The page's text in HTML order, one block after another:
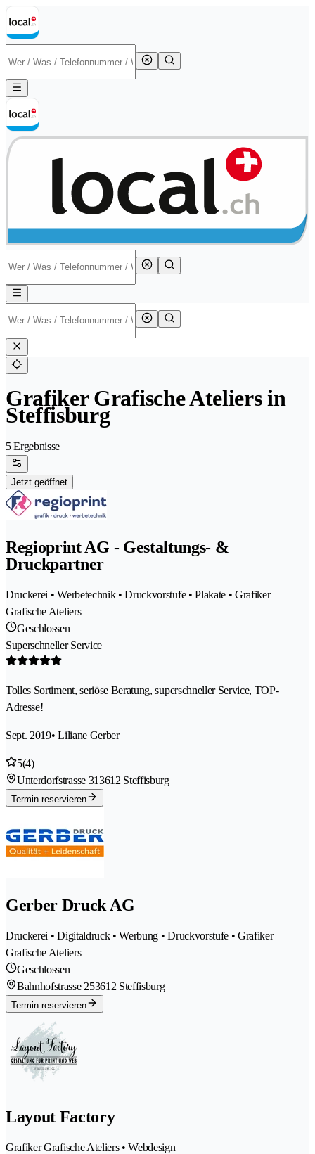
Grafiker Grafische Ateliers in
Steffisburg
5 Ergebnisse
Jetzt geöffnet
Regioprint AG - Gestaltungs- &
Druckpartner
Druckerei • Werbetechnik • Druckvorstufe • Plakate • Grafiker
Grafische Ateliers
Geschlossen
Superschneller Service
Tolles Sortiment, seriöse Beratung, superschneller Service, TOP-
Adresse!
Sept. 2019• Liliane Gerber
5(4)
Unterdorfstrasse 313612 Steffisburg
Termin reservieren
Gerber Druck AG
Druckerei • Digitaldruck • Werbung • Druckvorstufe • Grafiker
Grafische Ateliers
Geschlossen
Bahnhofstrasse 253612 Steffisburg
Termin reservieren
Layout Factory
Grafiker Grafische Ateliers • Webdesign